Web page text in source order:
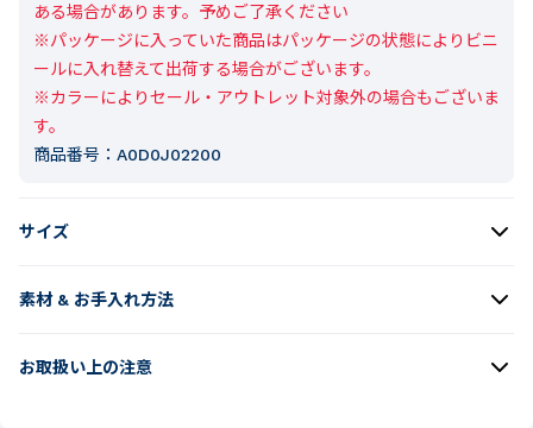
ある場合があります。予めご了承ください
※パッケージに入っていた商品はパッケージの状態によりビニ
ールに入れ替えて出荷する場合がございます。
※カラーによりセール・アウトレット対象外の場合もございま
す。
商品番号： A0D0J02200
サイズ
素材 & お手入れ方法
お取扱い上の注意